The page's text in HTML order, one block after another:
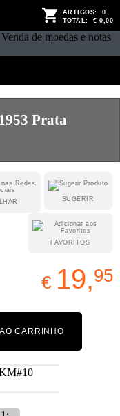
ARTIGOS: 0
TOTAL: € 0,00
Prata
SUGERIR
FAVORITOS
€ 19,95
CARRINHO